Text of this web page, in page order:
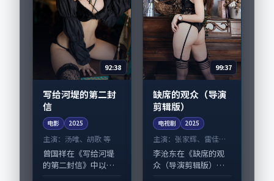
92:38
写给河堤的第二封
信
电影 2025
主演： 汤唯、胡歌 等
曾国祥在《写给河堤
的第二封信》中以细
99:37
缺席的观众（导演
剪辑版）
电视剧 2025
主演： 张家辉、雷佳音
等
李沧东在《缺席的观
众（导演剪辑版）》